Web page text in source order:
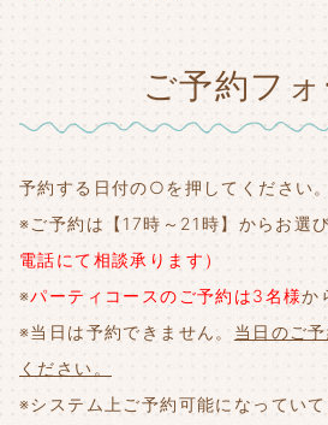
ご予約フ
予約する日付の○を押してください。
※ご予約は【17時～21時】からお選
電話にて相談承ります）
※パーティコースのご予約は3名様か
※当日は予約できません。 当日のご
ください。
※システム上ご予約可能になってい